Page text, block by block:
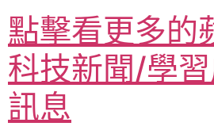
點擊看更多的
科技新聞/學
訊息